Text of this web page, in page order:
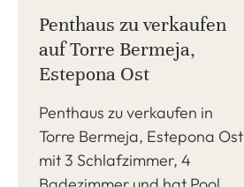
Penthaus zu verkaufen
auf Torre Bermeja,
Estepona Ost
Penthaus zu verkaufen in
Torre Bermeja, Estepona Ost
mit 3 Schlafzimmer, 4